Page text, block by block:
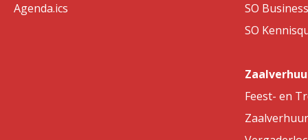
Agenda.ics
SO
SO
Feest- en